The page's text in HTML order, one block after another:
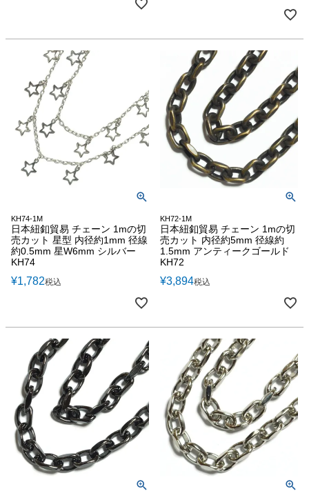
KH74-1M
日本紐釦貿易 チェーン 1mの切
売カット 星型 内径約1mm 径線
約0.5mm 星W6mm シルバー
KH74
¥1,782税込
KH72-1M
日本紐釦貿易 チェーン 1mの切
売カット 内径約5mm 径線約
1.5mm アンティークゴールド
KH72
¥3,894税込